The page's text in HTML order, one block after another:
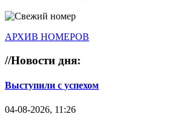
АРХИВ НОМЕРОВ
//Новости дня:
Выступили с успехом
04-08-2026, 11:26